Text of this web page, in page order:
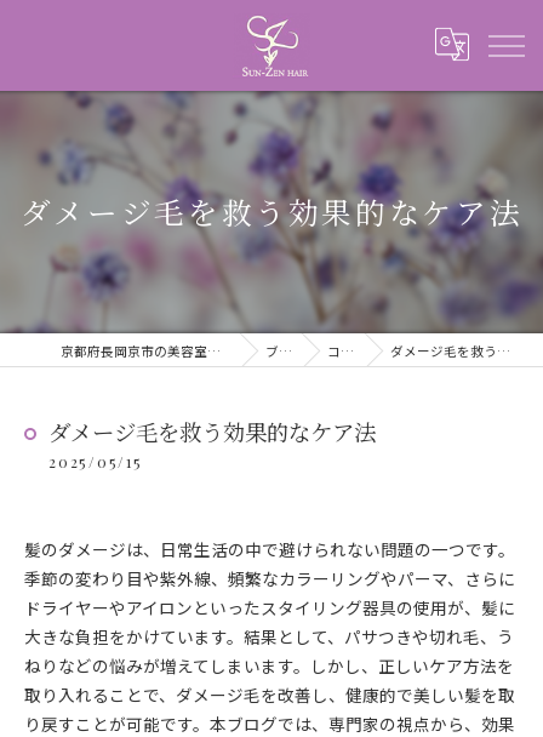
ダメージ毛を救う効果的なケア法
京都府長岡京市の美容室ならSUN-ZEN HAIR ブログ コラム ダメージ毛を救う効果的なケア法
ダメージ毛を救う効果的なケア法
2025/05/15
髪のダメージは、日常生活の中で避けられない問題の一つです。
季節の変わり目や紫外線、頻繁なカラーリングやパーマ、さらに
ドライヤーやアイロンといったスタイリング器具の使用が、髪に
大きな負担をかけています。結果として、パサつきや切れ毛、う
ねりなどの悩みが増えてしまいます。しかし、正しいケア方法を
取り入れることで、ダメージ毛を改善し、健康的で美しい髪を取
り戻すことが可能です。本ブログでは、専門家の視点から、効果